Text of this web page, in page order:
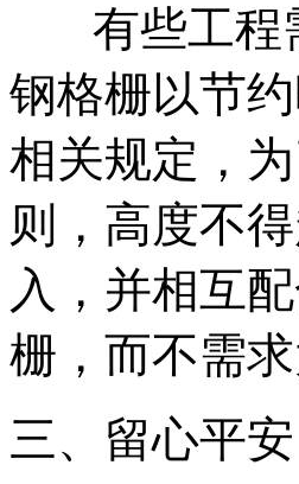
有些工程
钢格栅以节
相关规定，
则，高度不
入，并相互
栅，而不需
三、留心平安